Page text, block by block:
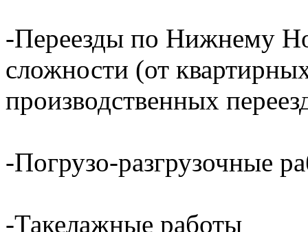
-Переезды по Нижнему
сложности (от
производственных
-Погрузо-разгрузочные
-Такелажные работы